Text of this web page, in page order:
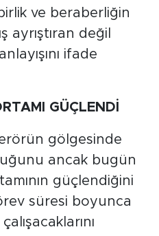
ve beraberliğin
ayrıştıran değil
ifade
GÜÇLENDİ
gölgesinde
ancak bugün
güçlendiğini
süresi boyunca